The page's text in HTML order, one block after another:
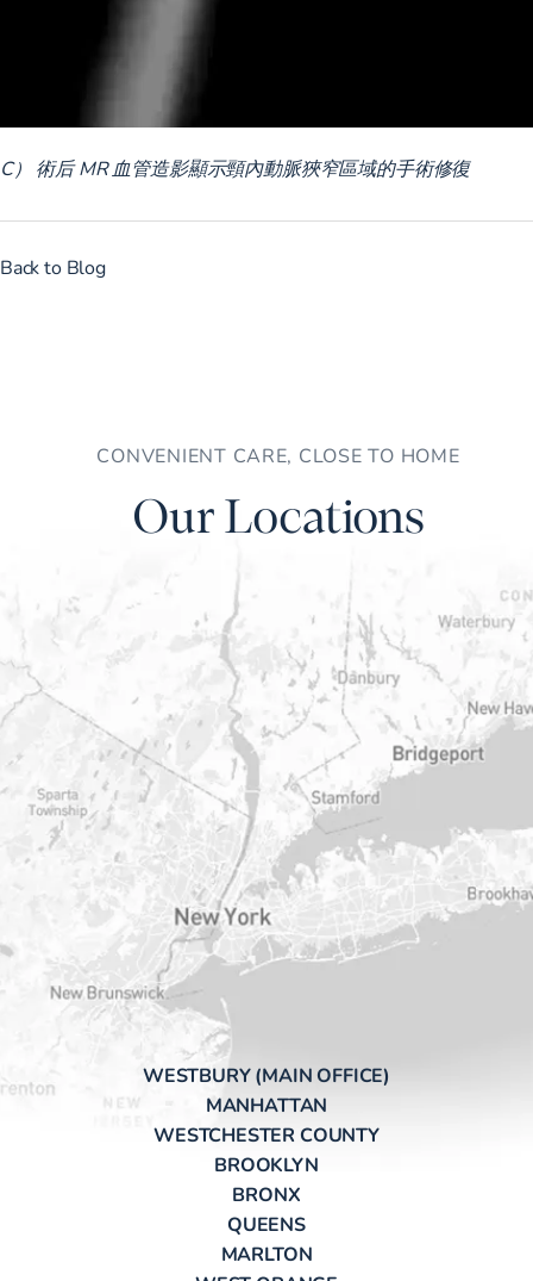
C） 術后 MR 血管造影顯示頸內動脈狹窄區域的手術修復
Back to Blog
CONVENIENT CARE, CLOSE TO HOME
Our Locations
WESTBURY (MAIN OFFICE)
MANHATTAN
WESTCHESTER COUNTY
BROOKLYN
BRONX
QUEENS
MARLTON